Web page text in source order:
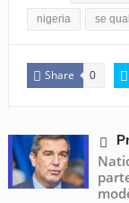
nigeria se
Share 0